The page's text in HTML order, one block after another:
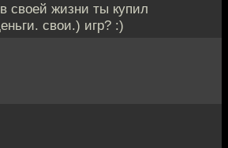
своей жизни ты купил
свои.) игр? :)